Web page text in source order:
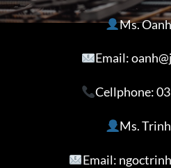
Ms.
Email:
Cellphone:
Ms.
Email: